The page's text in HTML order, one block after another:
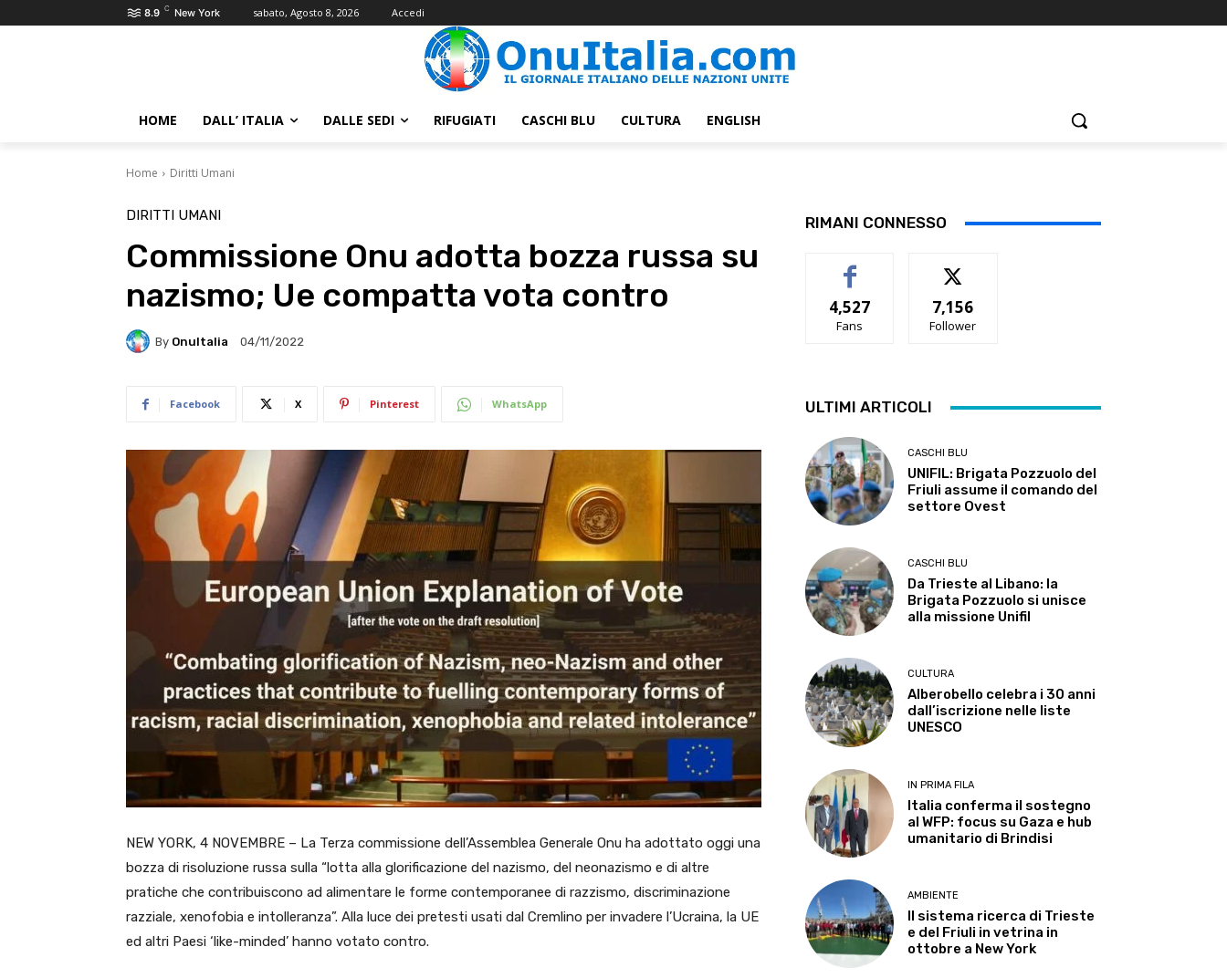
8.9 C New York sabato, Agosto 8, 2026 Accedi
HOME DALL’ ITALIA DALLE SEDI RIFUGIATI CASCHI BLU CULTURA ENGLISH
Home Diritti Umani
DIRITTI UMANI
Commissione Onu adotta bozza russa su
nazismo; Ue compatta vota contro
By OnuItalia 04/11/2022
Facebook X Pinterest WhatsApp
NEW YORK, 4 NOVEMBRE – La Terza commissione dell’Assemblea Generale Onu ha adottato oggi una
bozza di risoluzione russa sulla “lotta alla glorificazione del nazismo, del neonazismo e di altre
pratiche che contribuiscono ad alimentare le forme contemporanee di razzismo, discriminazione
razziale, xenofobia e intolleranza”. Alla luce dei pretesti usati dal Cremlino per invadere l’Ucraina, la UE
ed altri Paesi ‘like-minded’ hanno votato contro.
RIMANI CONNESSO
4,527
Fans
7,156
Follower
ULTIMI ARTICOLI
CASCHI BLU
UNIFIL: Brigata Pozzuolo del
Friuli assume il comando del
settore Ovest
CASCHI BLU
Da Trieste al Libano: la
Brigata Pozzuolo si unisce
alla missione Unifil
CULTURA
Alberobello celebra i 30 anni
dall’iscrizione nelle liste
UNESCO
IN PRIMA FILA
Italia conferma il sostegno
al WFP: focus su Gaza e hub
umanitario di Brindisi
AMBIENTE
Il sistema ricerca di Trieste
e del Friuli in vetrina in
ottobre a New York